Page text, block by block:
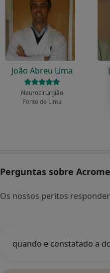
João Abreu Lima
Neurocirurgião
Ponte de Lima
Perguntas sobre
Os nossos peritos
quando e constatado a